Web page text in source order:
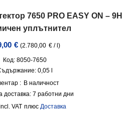
7650 PRO EASY ON – 9H
уплътнител
€ (2.780,00 €/ )
Код: 8050-7650
0,05 l
: В наличност
доставка: 7 работни дни
VAT плюс Доставка